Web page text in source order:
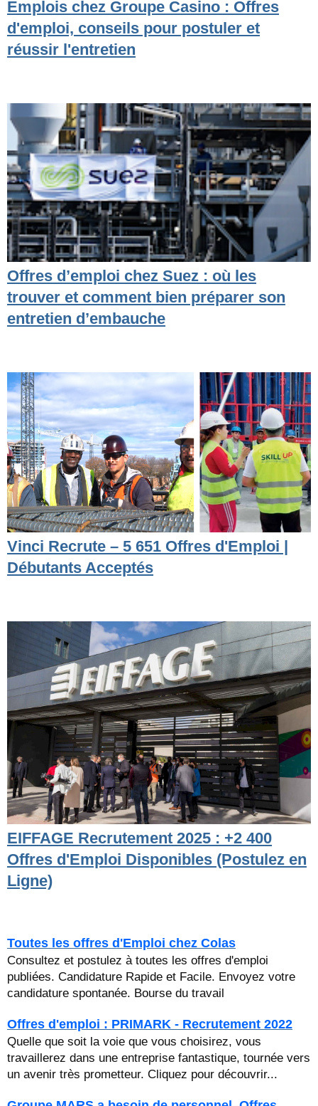
Emplois chez Groupe Casino : Offres
d'emploi, conseils pour postuler et
réussir l'entretien
Offres d’emploi chez Suez : où les
trouver et comment bien préparer son
entretien d’embauche
Vinci Recrute – 5 651 Offres d'Emploi |
Débutants Acceptés
EIFFAGE Recrutement 2025 : +2 400
Offres d'Emploi Disponibles (Postulez en
Ligne)
Toutes les offres d'Emploi chez Colas
Consultez et postulez à toutes les offres d'emploi
publiées. Candidature Rapide et Facile. Envoyez votre
candidature spontanée. Bourse du travail
Offres d'emploi : PRIMARK - Recrutement 2022
Quelle que soit la voie que vous choisirez, vous
travaillerez dans une entreprise fantastique, tournée vers
un avenir très prometteur. Cliquez pour découvrir...